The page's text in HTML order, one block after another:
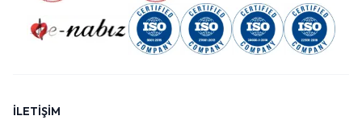
İLETİŞİM